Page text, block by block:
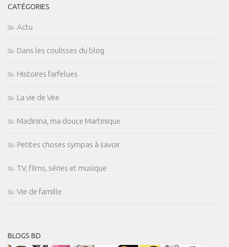
CATÉGORIES
Actu
Dans les coulisses du blog
Histoires farfelues
La vie de Vee
Madinina, ma douce Martinique
Petites choses sympas à savoir
TV, films, séries et musique
Vie de famille
BLOGS BD